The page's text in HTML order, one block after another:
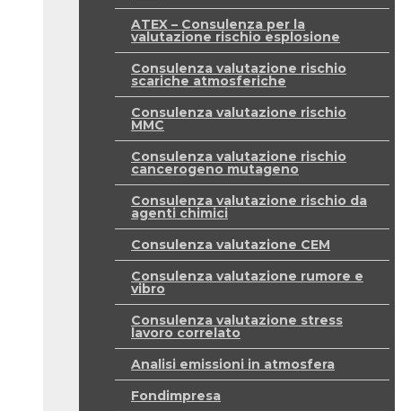
ATEX – Consulenza per la
valutazione rischio esplosione
Consulenza valutazione rischio
scariche atmosferiche
Consulenza valutazione rischio
MMC
Consulenza valutazione rischio
cancerogeno mutageno
Consulenza valutazione rischio da
agenti chimici
Consulenza valutazione CEM
Consulenza valutazione rumore e
vibro
Consulenza valutazione stress
lavoro correlato
Analisi emissioni in atmosfera
Fondimpresa